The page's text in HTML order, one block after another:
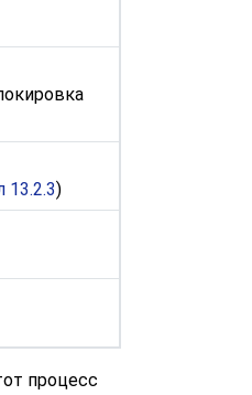
13.2.3)
процесс